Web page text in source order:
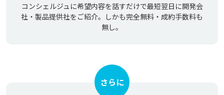
コンシェルジュに希望内容を話すだけで最短翌日に開発会
社・製品提供社をご紹介。しかも完全無料・成約手数料も
無し。
さらに